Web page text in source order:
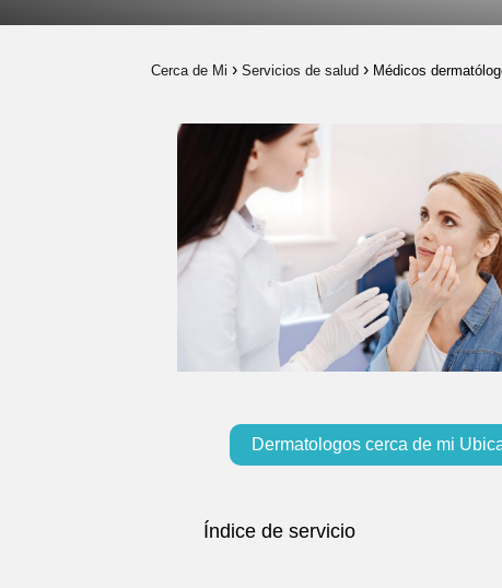
Cerca de Mi Servicios de salud Médicos
Dermatologos cerca de mi
Índice de servicio